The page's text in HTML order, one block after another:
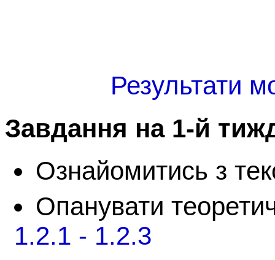
Результати
Завдання на 1-й
Ознайомитись з
Опанувати
1.2.1 - 1.2.3